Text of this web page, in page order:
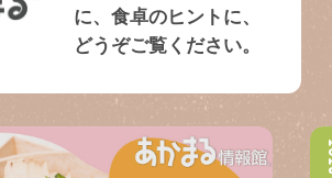
に、食卓のヒントに、
どうぞご覧ください。